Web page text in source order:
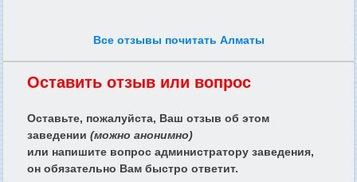
Все отзывы почитать Алматы
Оставить отзыв или вопрос
Оставьте, пожалуйста, Ваш отзыв об этом
заведении (можно анонимно)
или напишите вопрос администратору заведения,
он обязательно Вам быстро ответит.